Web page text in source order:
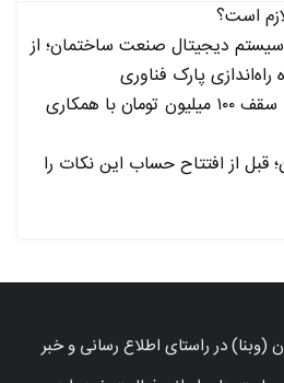
است؟
دیجیتال صنعت ساختمان؛ از
پارک فناوری
امکان خرید نقره اقساطی تا سقف ۱۰۰ میلیون تومان با همکاری
قبل از افتتاح حساب این نکات را
(وبنا) در راستای اطلاع رسانی و خبر